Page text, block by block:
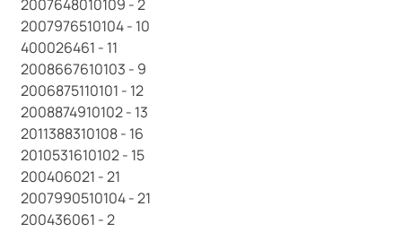
2007648010109 - 2
2007976510104 - 10
400026461 - 11
2008667610103 - 9
2006875110101 - 12
2008874910102 - 13
2011388310108 - 16
2010531610102 - 15
200406021 - 21
2007990510104 - 21
200436061 - 2